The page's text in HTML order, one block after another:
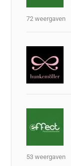
72 weergaven
53 weergaven